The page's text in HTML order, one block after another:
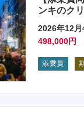
ンキのク
2026年12
498,000円
添乗員